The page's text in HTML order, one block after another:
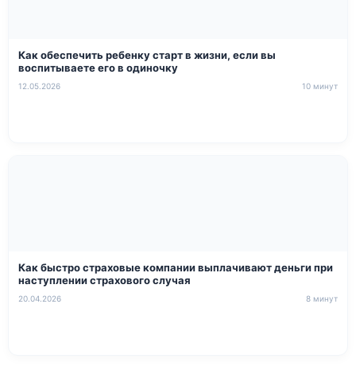
Как обеспечить ребенку старт в жизни, если вы
воспитываете его в одиночку
12.05.2026 10 минут
Как быстро страховые компании выплачивают деньги при
наступлении страхового случая
20.04.2026 8 минут